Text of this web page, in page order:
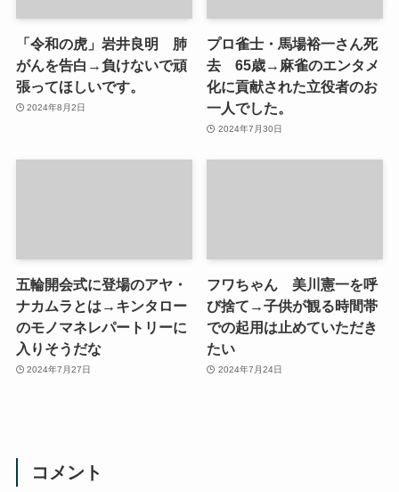
「令和の虎」岩井良明 肺
がんを告白→負けないで頑
張ってほしいです。
2024年8月2日
プロ雀士・馬場裕一さん死
去 65歳→麻雀のエンタメ
化に貢献された立役者のお
一人でした。
2024年7月30日
五輪開会式に登場のアヤ・
ナカムラとは→キンタロー
のモノマネレパートリーに
入りそうだな
2024年7月27日
フワちゃん 美川憲一を呼
び捨て→子供が観る時間帯
での起用は止めていただき
たい
2024年7月24日
コメント